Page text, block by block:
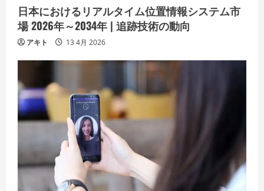
日本におけるリアルタイム位置情報システム市
場 2026年～2034年 | 追跡技術の動向
アキト 13 4月 2026